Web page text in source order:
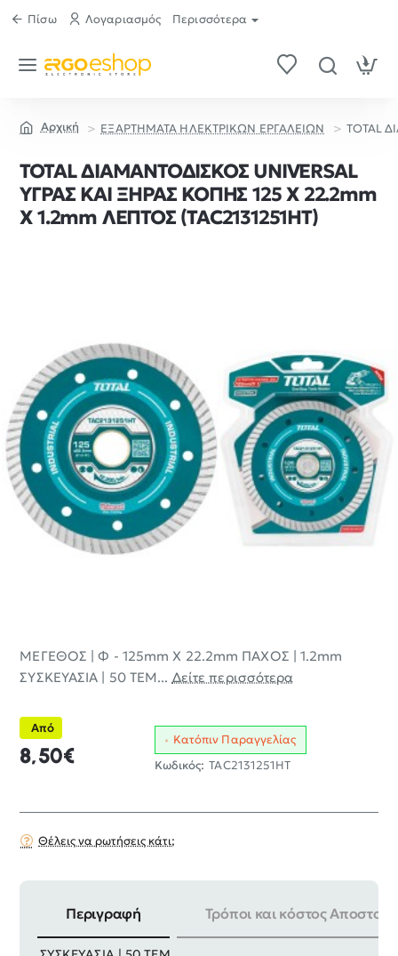
Πίσω Λογαριασμός Περισσότερα
ΕΞΑΡΤΗΜΑΤΑ ΗΛΕΚΤΡΙΚΩΝ ΕΡΓΑΛΕΙΩΝ TOTAL
TOTAL ΔΙΑΜΑΝΤΟΔΙΣΚΟΣ UNIVERSAL
ΥΓΡΑΣ ΚΑΙ ΞΗΡΑΣ ΚΟΠΗΣ 125 Χ 22.2mm
Χ 1.2mm ΛΕΠΤΟΣ (TAC2131251HT)
ΜΕΓΕΘΟΣ | Φ - 125mm X 22.2mm ΠΑΧΟΣ | 1.2mm
ΣΥΣΚΕΥΑΣΙΑ | 50 ΤΕΜ... Δείτε περισσότερα
Από
8,50€
Κατόπιν Παραγγελίας
Κωδικός: TAC2131251HT
Θέλεις να ρωτήσεις κάτι;
Περιγραφή Τρόποι και κόστος
ΜΕΓΕΘΟΣ | Φ - 125mm X 22.2mm ΠΑΧΟΣ | 1.2mm